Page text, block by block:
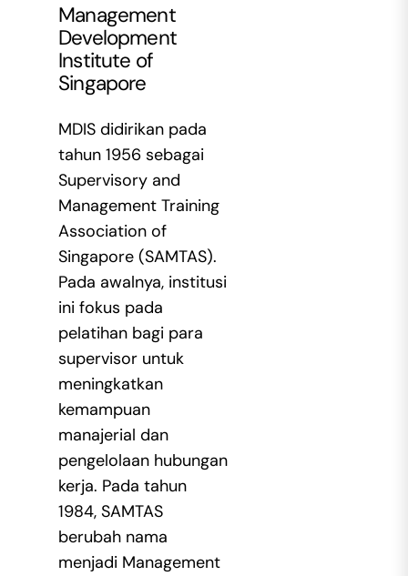
Management
Development
Institute of
Singapore
MDIS didirikan pada
tahun 1956 sebagai
Supervisory and
Management Training
Association of
Singapore (SAMTAS).
Pada awalnya, institusi
ini fokus pada
pelatihan bagi para
supervisor untuk
meningkatkan
kemampuan
manajerial dan
pengelolaan hubungan
kerja. Pada tahun
1984, SAMTAS
berubah nama
menjadi Management